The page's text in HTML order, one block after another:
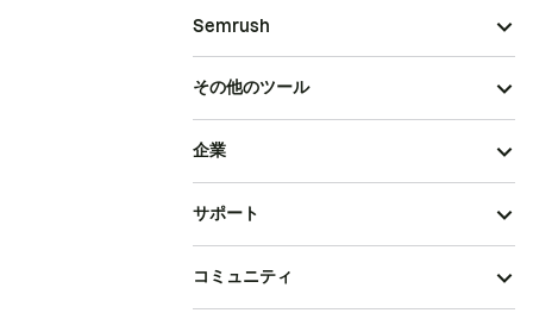
Semrush
その他のツール
企業
サポート
コミュニティ